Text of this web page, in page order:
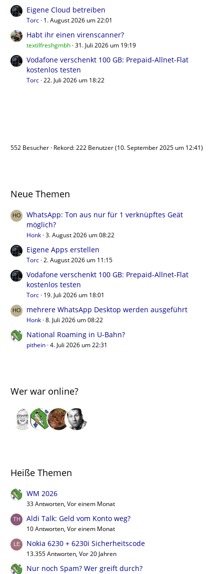
Eigene Cloud betreiben
Torc 1. August 2026 um 22:01
Habt ihr einen virenscanner?
textilfreshgmbh 31. Juli 2026 um 19:19
Vodafone verschenkt 100 GB: Prepaid-Allnet-Flat
kostenlos testen
Torc 22. Juli 2026 um 18:22
552 Besucher Rekord: 222 Benutzer (10. September 2025 um 12:41)
Neue Themen
WhatsApp: Ton aus nur für 1 verknüpftes Geät
möglich?
Honk 3. August 2026 um 08:22
Eigene Apps erstellen
Torc 2. August 2026 um 11:15
Vodafone verschenkt 100 GB: Prepaid-Allnet-Flat
kostenlos testen
Torc 19. Juli 2026 um 18:01
mehrere WhatsApp Desktop werden ausgeführt
Honk 8. Juli 2026 um 08:22
National Roaming in U-Bahn?
pithein 4. Juli 2026 um 22:31
Wer war online?
Heiße Themen
WM 2026
33 Antworten, Vor einem Monat
Aldi Talk: Geld vom Konto weg?
10 Antworten, Vor einem Monat
Nokia 6230 + 6230i Sicherheitscode
13.355 Antworten, Vor 20 Jahren
Nur noch Spam? Wer greift durch?